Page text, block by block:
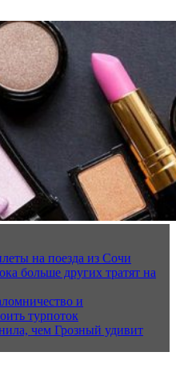
на поезда из Сочи
больше других тратят на
и
турпоток
чем Грозный удивит